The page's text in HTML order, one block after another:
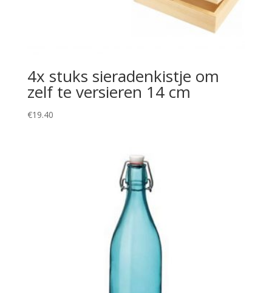
4x stuks sieradenkistje om
zelf te versieren 14 cm
€19.40